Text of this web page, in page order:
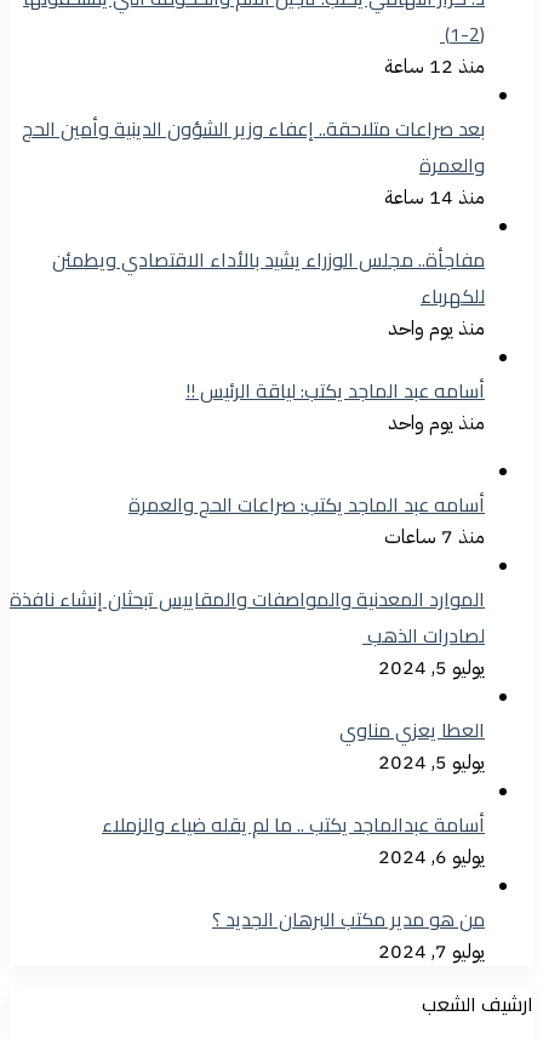
(2-1)
منذ 12 ساعة
بعد صراعات متلاحقة.. إعفاء وزير الشؤون الدينية وأمين الحج
والعمرة
منذ 14 ساعة
مفاجأة.. مجلس الوزراء يشيد بالأداء الاقتصادي ويطمئن
للكهرباء
منذ يوم واحد
أسامه عبد الماجد يكتب: لياقة الرئيس !!
منذ يوم واحد
أسامه عبد الماجد يكتب: صراعات الحج والعمرة
منذ 7 ساعات
الموارد المعدنية والمواصفات والمقاييس تبحثان إنشاء نافذة
لصادرات الذهب
يوليو 5, 2024
العطا يعزي مناوي
يوليو 5, 2024
أسامة عبدالماجد يكتب .. ما لم يقله ضياء والزملاء
يوليو 6, 2024
من هو مدير مكتب البرهان الجديد ؟
يوليو 7, 2024
ارشيف الشعب